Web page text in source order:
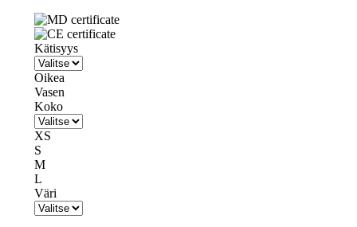
Kätisyys
Oikea
Vasen
Koko
XS
S
M
L
Väri